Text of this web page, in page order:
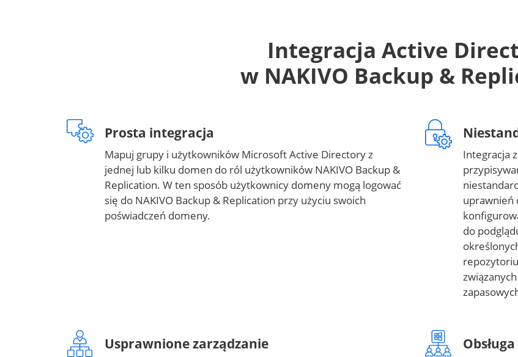
Integracja Active
w NAKIVO Backup &
Prosta integracja
Mapuj grupy i użytkowników Microsoft Active Directory z
jednej lub kilku domen do ról użytkowników NAKIVO Backup &
Replication. W ten sposób użytkownicy domeny mogą logować
się do NAKIVO Backup & Replication przy użyciu swoich
poświadczeń domeny.
Integracja
uprawnień
do
Usprawnione zarządzanie